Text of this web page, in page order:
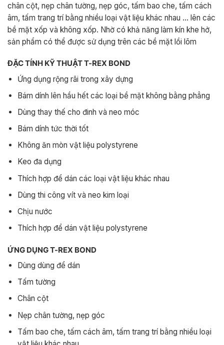
chân cột, nẹp chân tường, nẹp góc, tấm bao che, tấm cách
âm, tấm trang trí bằng nhiều loại vật liệu khác nhau … lên các
bề mặt xốp và không xốp. Nhờ có khả năng làm kín khe hở,
sản phẩm có thể được sử dụng trên các bề mặt lồi lõm
ĐẶC TÍNH KỸ THUẬT T-REX BOND
Ứng dụng rộng rãi trong xây dựng
Bám dính lên hầu hết các loại bề mặt không bằng phẳng
Dùng thay thế cho đinh và neo móc
Bám dính tức thời tốt
Không ăn mòn vật liệu polystyrene
Keo đa dụng
Thích hợp để dán các loại vật liệu khác nhau
Dùng thi công vít và neo kim loại
Chịu nước
Thích hợp để dán vật liệu polystyrene
ỨNG DỤNG T-REX BOND
Dùng dùng để dán
Tấm tường
Chân cột
Nẹp chân tường, nẹp góc
Tấm bao che, tấm cách âm, tấm trang trí bằng nhiều loại